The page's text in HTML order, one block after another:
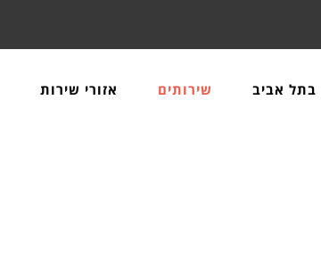
בתל אביב שירותים אזורי שירות